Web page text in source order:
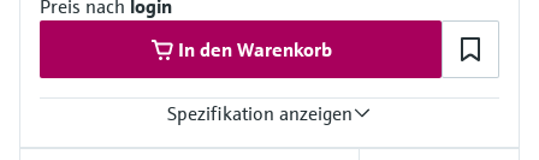
Preis nach login
In den Warenkorb
Spezifikation anzeigen